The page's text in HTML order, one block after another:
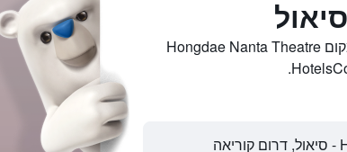
חיפוש והשוואתמלונות בקרבת מקום Hongdae Nanta Theatre